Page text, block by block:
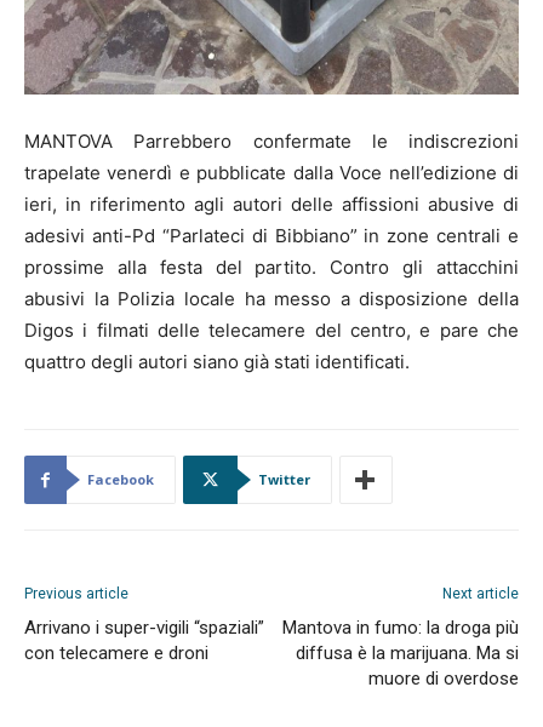
MANTOVA Parrebbero confermate le indiscrezioni
trapelate venerdì e pubblicate dalla Voce nell’edizione di
ieri, in riferimento agli autori delle affissioni abusive di
adesivi anti-Pd “Parlateci di Bibbiano” in zone centrali e
prossime alla festa del partito. Contro gli attacchini
abusivi la Polizia locale ha messo a disposizione della
Digos i filmati delle telecamere del centro, e pare che
quattro degli autori siano già stati identificati.
Facebook Twitter
Previous article
Arrivano i super-vigili “spaziali”
con telecamere e droni
Next article
Mantova in fumo: la droga più
diffusa è la marijuana. Ma si
muore di overdose